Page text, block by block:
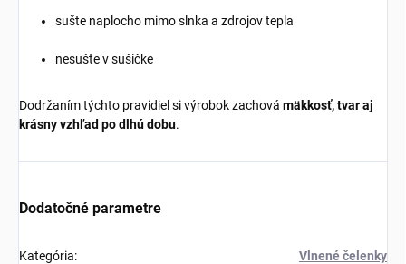
sušte naplocho mimo slnka a zdrojov tepla
nesušte v sušičke
Dodržaním týchto pravidiel si výrobok zachová mäkkosť, tvar aj
krásny vzhľad po dlhú dobu.
Dodatočné parametre
Kategória: Vlnené čelenky